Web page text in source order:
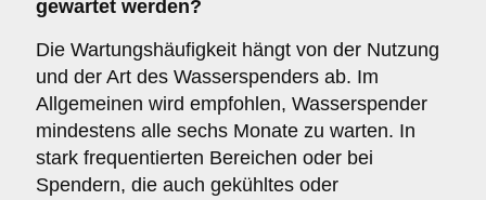
gewartet werden?
Die Wartungshäufigkeit hängt von der Nutzung
und der Art des Wasserspenders ab. Im
Allgemeinen wird empfohlen, Wasserspender
mindestens alle sechs Monate zu warten. In
stark frequentierten Bereichen oder bei
Spendern, die auch gekühltes oder